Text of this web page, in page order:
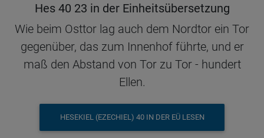
Hes 40 23 in der Einheitsübersetzung
Wie beim Osttor lag auch dem Nordtor ein Tor
gegenüber, das zum Innenhof führte, und er
maß den Abstand von Tor zu Tor - hundert
Ellen.
HESEKIEL (EZECHIEL) 40 IN DER EÜ LESEN